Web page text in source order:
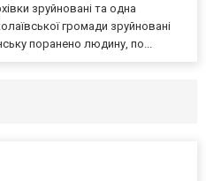
зруйновані та одна
громади зруйновані
поранено людину, по...